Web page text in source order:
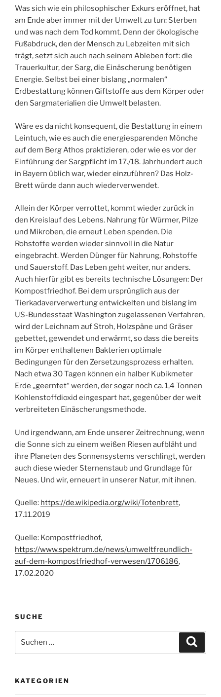
Was sich wie ein philosophischer Exkurs eröffnet, hat
am Ende aber immer mit der Umwelt zu tun: Sterben
und was nach dem Tod kommt. Denn der ökologische
Fußabdruck, den der Mensch zu Lebzeiten mit sich
trägt, setzt sich auch nach seinem Ableben fort: die
Trauerkultur, der Sarg, die Einäscherung benötigen
Energie. Selbst bei einer bislang „normalen“
Erdbestattung können Giftstoffe aus dem Körper oder
den Sargmaterialien die Umwelt belasten.
Wäre es da nicht konsequent, die Bestattung in einem
Leintuch, wie es auch die energiesparenden Mönche
auf dem Berg Athos praktizieren, oder wie es vor der
Einführung der Sargpflicht im 17./18. Jahrhundert auch
in Bayern üblich war, wieder einzuführen? Das Holz-
Brett würde dann auch wiederverwendet.
Allein der Körper verrottet, kommt wieder zurück in
den Kreislauf des Lebens. Nahrung für Würmer, Pilze
und Mikroben, die erneut Leben spenden. Die
Rohstoffe werden wieder sinnvoll in die Natur
eingebracht. Werden Dünger für Nahrung, Rohstoffe
und Sauerstoff. Das Leben geht weiter, nur anders.
Auch hierfür gibt es bereits technische Lösungen: Der
Kompostfriedhof. Bei dem ursprünglich aus der
Tierkadaververwertung entwickelten und bislang im
US-Bundesstaat Washington zugelassenen Verfahren,
wird der Leichnam auf Stroh, Holzspäne und Gräser
gebettet, gewendet und erwärmt, so dass die bereits
im Körper enthaltenen Bakterien optimale
Bedingungen für den Zersetzungsprozess erhalten.
Nach etwa 30 Tagen können ein halber Kubikmeter
Erde „geerntet“ werden, der sogar noch ca. 1,4 Tonnen
Kohlenstoffdioxid eingespart hat, gegenüber der weit
verbreiteten Einäscherungsmethode.
Und irgendwann, am Ende unserer Zeitrechnung, wenn
die Sonne sich zu einem weißen Riesen aufbläht und
ihre Planeten des Sonnensystems verschlingt, werden
auch diese wieder Sternenstaub und Grundlage für
Neues. Und wir, erneuert in unserer Natur, mit ihnen.
Quelle: https://de.wikipedia.org/wiki/Totenbrett,
17.11.2019
Quelle: Kompostfriedhof,
https://www.spektrum.de/news/umweltfreundlich-
auf-dem-kompostfriedhof-verwesen/1706186,
17.02.2020
SUCHE
nach:
KATEGORIEN